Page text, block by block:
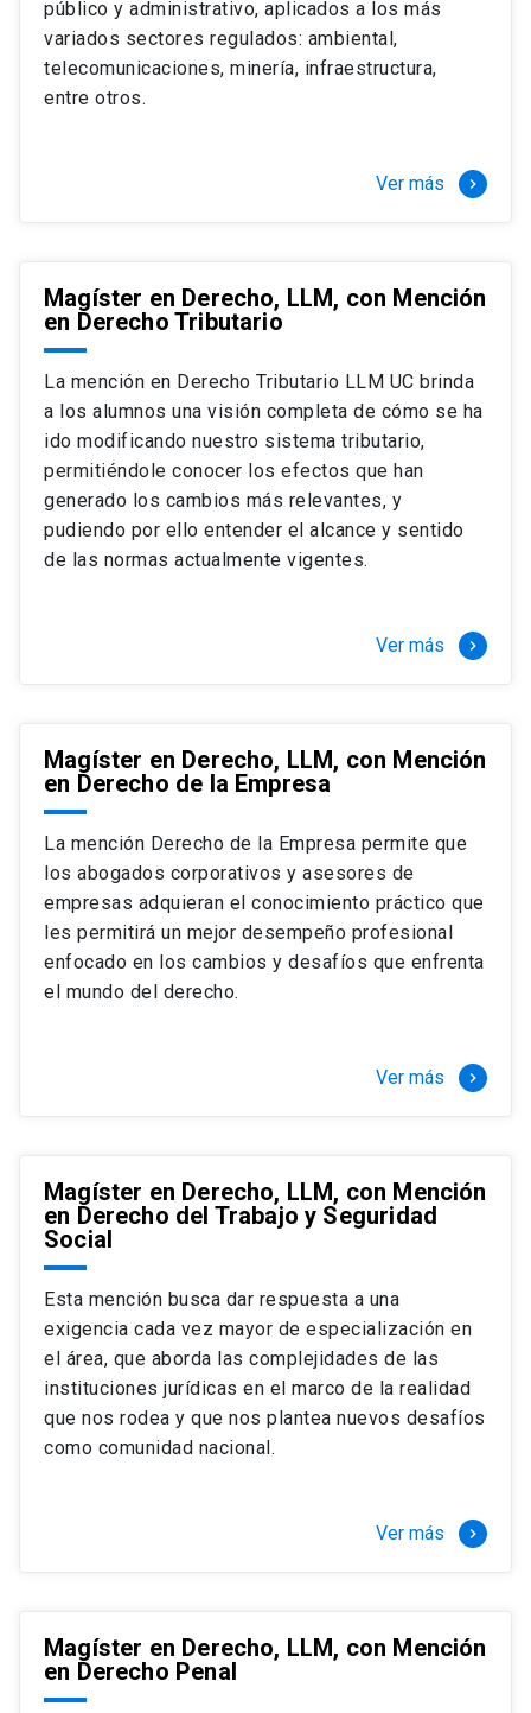
Si optas por la modalidad Full Time:
El LLM UC Full Time es una versión del programa
destinado principalmente a extranjeros, que permite
necesidades y expectativas profesionales, eligiendo
completamente al programa o compatibilizarás un
estudio intenso y exigente, con una muy baja carga
laboral, de marzo a noviembre, para dedicarte
completamente a la actividad de graduación de
diciembre a marzo.
2 cursos mínimos (10 créditos) Primer
semestre
+ 5 cursos a elección (50 créditos) Primer
semestre
+ 4 cursos a elección (40 créditos)
tres meses a tiempo completo (20
Juan Ignacio Piña Rochefort
Director Magíster en Derecho, LLM UC
público y administrativo, aplicados a los más
variados sectores regulados: ambiental,
telecomunicaciones, minería, infraestructura,
entre otros.
Ver más keyboard_arrow_right
Magíster en Derecho, LLM, con Mención
en Derecho Tributario
La mención en Derecho Tributario LLM UC brinda
a los alumnos una visión completa de cómo se ha
ido modificando nuestro sistema tributario,
permitiéndole conocer los efectos que han
generado los cambios más relevantes, y
pudiendo por ello entender el alcance y sentido
de las normas actualmente vigentes.
Ver más keyboard_arrow_right
Magíster en Derecho, LLM, con Mención
en Derecho de la Empresa
La mención Derecho de la Empresa permite que
los abogados corporativos y asesores de
empresas adquieran el conocimiento práctico que
les permitirá un mejor desempeño profesional
enfocado en los cambios y desafíos que enfrenta
el mundo del derecho.
Ver más keyboard_arrow_right
Magíster en Derecho, LLM, con Mención
en Derecho del Trabajo y Seguridad
Social
Esta mención busca dar respuesta a una
exigencia cada vez mayor de especialización en
el área, que aborda las complejidades de las
instituciones jurídicas en el marco de la realidad
que nos rodea y que nos plantea nuevos desafíos
como comunidad nacional.
Ver más keyboard_arrow_right
Magíster en Derecho, LLM, con Mención
en Derecho Penal